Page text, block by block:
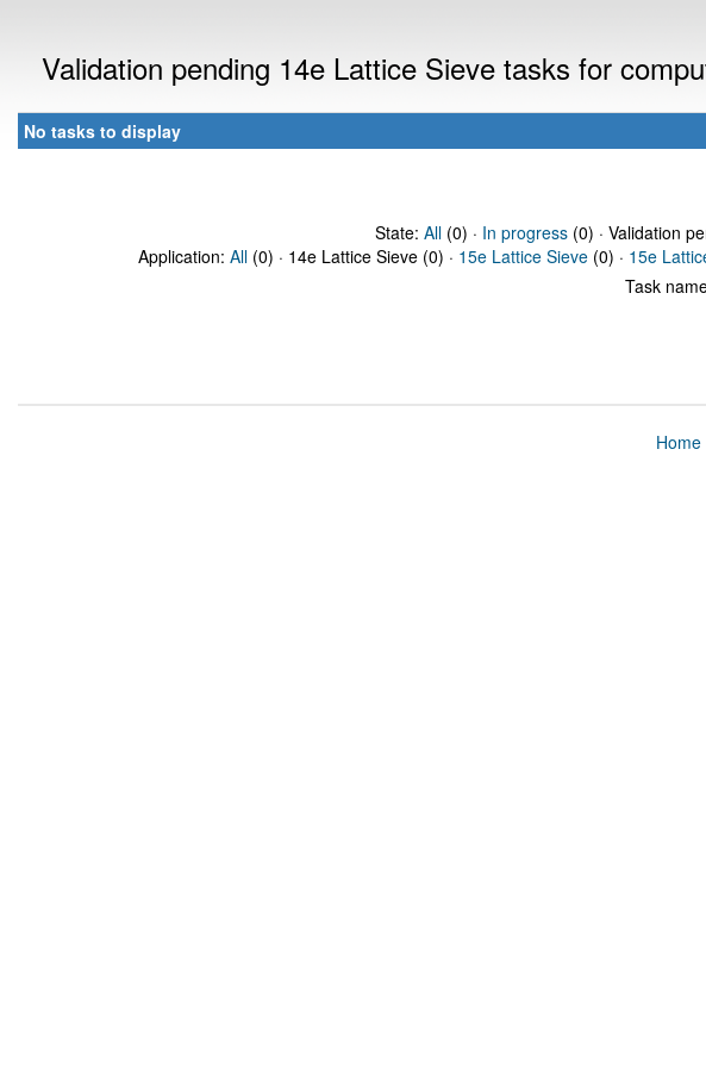
Validation pending 14e Lattice Sieve tasks for
No tasks to display
State: All(0) · In progress(0) · Validation
Application: All (0) · 14e Lattice Sieve (0) · 15e Lattice Sieve (0) · 15e
Task
Home